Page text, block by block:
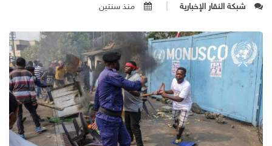
شبكة النقار الإخبارية منذ سنتين